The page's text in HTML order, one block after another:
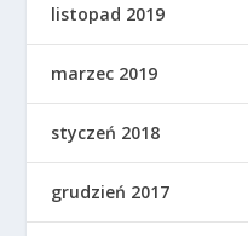
listopad 2019
marzec 2019
styczeń 2018
grudzień 2017